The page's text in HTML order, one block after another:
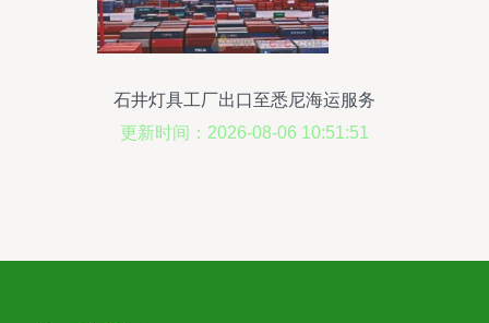
石井灯具工厂出口至悉尼海运服务
更新时间：2026-08-06 10:51:51